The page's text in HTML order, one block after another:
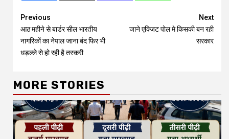
Continue
Reading
Previous
आठ महीने से बार्डर सील भारतीय
नागरिकों का नेपाल जाना बंद फिर भी
धड़ल्ले से हो रही है तस्करी
Next
जाने एक्जिट पोल मे किसकी बन रही
सरकार
MORE STORIES